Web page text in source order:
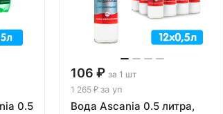
0.5
106 ₽ за 1 шт
1 265 ₽ за уп
Вода Ascania 0.5 литра,